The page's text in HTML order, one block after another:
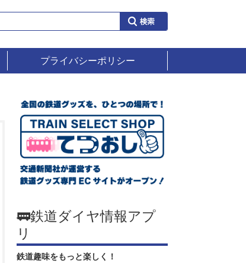
プライバシーポリシー
🚃鉄道ダイヤ情報アプ
リ
鉄道趣味をもっと楽しく！